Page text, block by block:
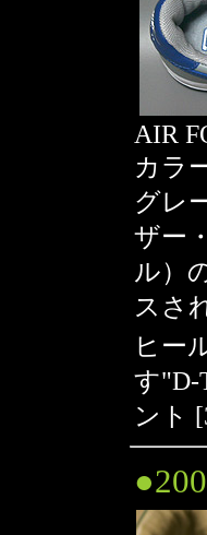
AIR
カラ
グレ
ザー
ル）
スさ
ヒー
す"D-
ント